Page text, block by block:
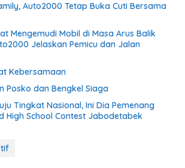
Auto2000 Tetap Buka Cuti Bersama
Mengemudi Mobil di Masa Arus Balik
Jelaskan Pemicu dan Jalan
Kebersamaan
Posko dan Bengkel Siaga
Tingkat Nasional, Ini Dia Pemenang
High School Contest Jabodetabek